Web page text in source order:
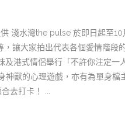
淺水灣the pulse 於即日起至10
讓大家拍出代表各個愛情階段
港式情侶舉行「不許你注定一
獸的心理遊戲，亦有為單身檔
去打卡！ ...